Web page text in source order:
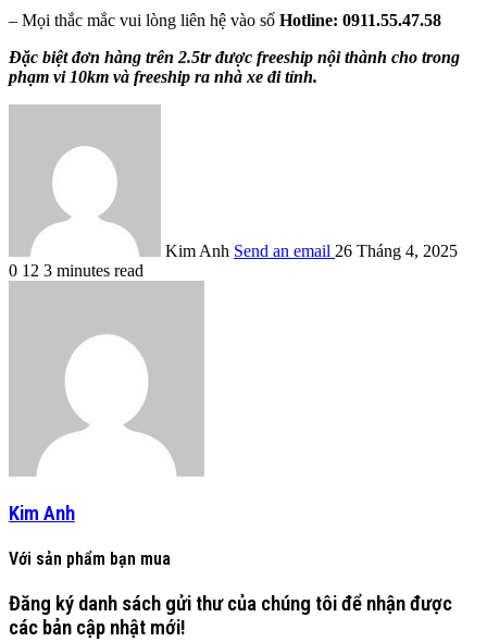
– Mọi thắc mắc vui lòng liên hệ vào số Hotline: 0911.55.47.58
Đặc biệt đơn hàng trên 2.5tr được freeship nội thành cho trong
phạm vi 10km và freeship ra nhà xe đi tỉnh.
Kim Anh Send an email 26 Tháng 4, 2025
0 12 3 minutes read
Kim Anh
Với sản phẩm bạn mua
Đăng ký danh sách gửi thư của chúng tôi để nhận được
các bản cập nhật mới!